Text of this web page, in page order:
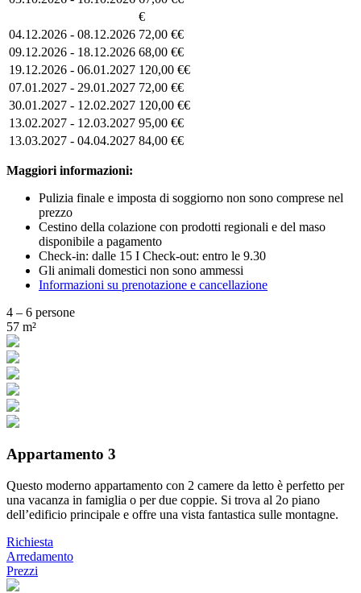
€
04.12.2026 - 08.12.2026 72,00 €€
09.12.2026 - 18.12.2026 68,00 €€
19.12.2026 - 06.01.2027 120,00 €€
07.01.2027 - 29.01.2027 72,00 €€
30.01.2027 - 12.02.2027 120,00 €€
13.02.2027 - 12.03.2027 95,00 €€
13.03.2027 - 04.04.2027 84,00 €€
Maggiori informazioni:
Pulizia finale e imposta di soggiorno non sono comprese nel
prezzo
Cestino della colazione con prodotti regionali e del maso
disponibile a pagamento
Check-in: dalle 15 I Check-out: entro le 9.30
Gli animali domestici non sono ammessi
Informazioni su prenotazione e cancellazione
4 – 6 persone
57 m²
Appartamento 3
Questo moderno appartamento con 2 camere da letto è perfetto per
una vacanza in famiglia o per due coppie. Si trova al 2o piano
dell’edificio principale e offre una vista fantastica sulle montagne.
Richiesta
Arredamento
Prezzi